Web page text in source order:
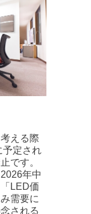
える際
予定され
です。
年中
LED価
需要に
される